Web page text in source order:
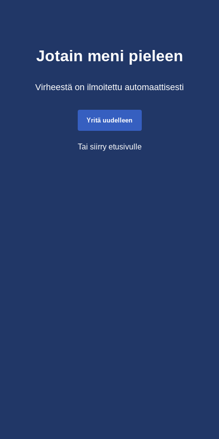
Jotain meni pieleen
Virheestä on ilmoitettu automaattisesti
Yritä uudelleen
Tai siirry etusivulle